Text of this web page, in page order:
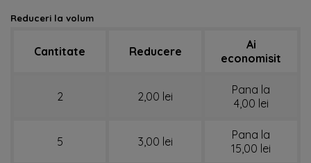
Reduceri la volum
Cantitate Reducere
Ai
economisit
2 2,00 lei
Pana la
4,00 lei
5 3,00 lei
Pana la
15,00 lei